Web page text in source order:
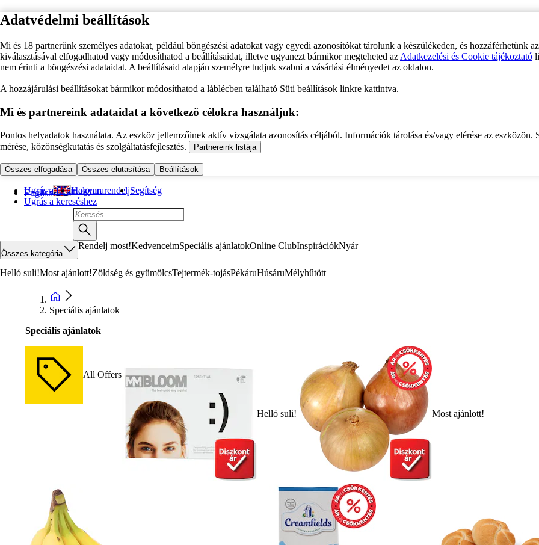
Adatvédelmi beállítások
Mi és 18 partnerünk személyes adatokat, például böngészési adatokat vagy egyedi azonosítókat tárolunk a készülékeden, és hozzáférhetünk
kiválasztásával elfogadhatod vagy módosíthatod a beállításaidat, illetve ugyanezt bármikor megteheted az Adatkezelési és Cookie tájékoztató
nem érinti a böngészési adataidat. A beállításaid alapján személyre tudjuk szabni a vásárlási élményedet az oldalon.
A hozzájárulási beállításokat bármikor módosíthatod a láblécben található Süti beállítások linkre kattintva.
Mi és partnereink adataidat a következő célokra használjuk:
Pontos helyadatok használata. Az eszköz jellemzőinek aktív vizsgálata azonosítás céljából. Információk tárolása és/vagy elérése az eszközön.
mérése, közönségkutatás és szolgáltatásfejlesztés.
Partnereink listája
Összes elfogadása Összes elutasítása Beállítások
Ugrás a fő tartalomra
Ugrás a kereséshez
English Hogyan rendeljSegítség
Összes kategória
Rendelj most!KedvenceimSpeciális ajánlatokOnline ClubInspirációkNyár
Helló suli!Most ajánlott!Zöldség és gyümölcsTejtermék-tojásPékáruHúsáruMélyhűtött
Speciális ajánlatok
Speciális ajánlatok
All Offers
Helló suli! Most ajánlott!